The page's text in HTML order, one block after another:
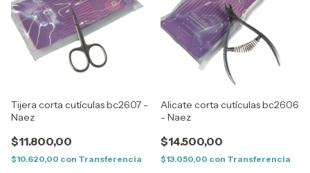
Tijera corta cutículas bc2607 -
Naez
$11.800,00
$10.620,00 con Transferencia
Alicate corta cutículas bc2606
- Naez
$14.500,00
$13.050,00 con Transferencia